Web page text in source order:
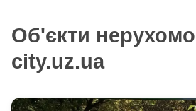
Об'єкти
city.uz.ua